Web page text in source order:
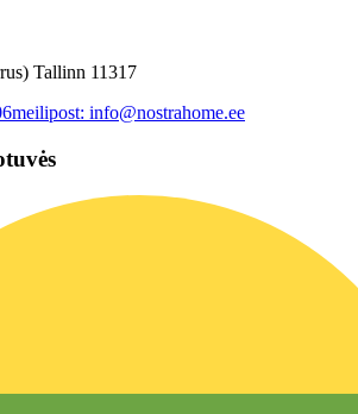
Tallinn 11317
meilipost: info@nostrahome.ee